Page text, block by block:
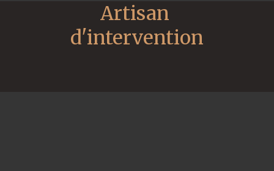
Artisan
d'intervention